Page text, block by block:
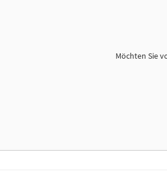
Möchten Sie